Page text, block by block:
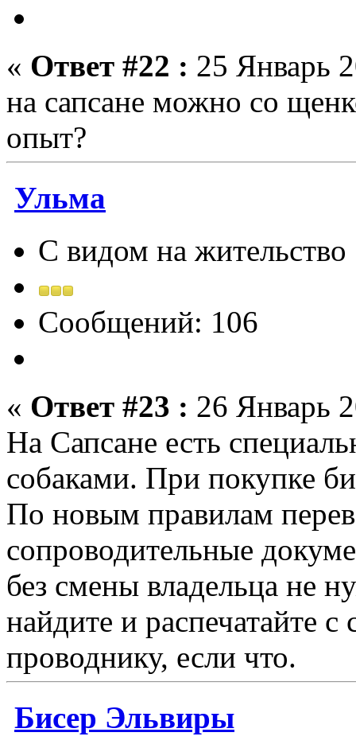
« Ответ #22 : 25 Январь
на сапсане можно со
опыт?
Ульма
С видом на жительство
Сообщений: 106
« Ответ #23 : 26 Январь
На Сапсане есть
собаками. При покупке
По новым правилам
сопроводительные
без смены владельца не
найдите и распечатайте
проводнику, если что.
Бисер Эльвиры